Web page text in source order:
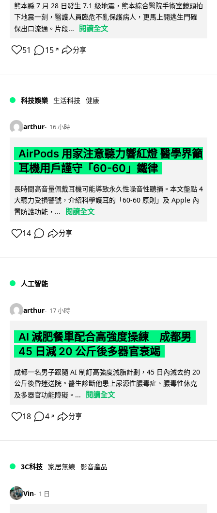
熊本縣 7 月 28 日發生 7.1 級地震，熊本綜合醫院手術室鏡頭拍
下地震一刻，醫護人員臨危不亂保護病人，更馬上開逃生門確
保出口流通。片段...
閱讀全文
51 15 ↗ 分享
科技娛樂 生活科技 健康
arthur 16 小時
AirPods 用家注意聽力響紅燈 醫學界籲
耳機用戶謹守「60-60」鐵律
長時間高音量佩戴耳機可能導致永久性噪音性聽損。本文盤點 4
大聽力受損警號，介紹科學護耳的「60-60 原則」及 Apple 內
置防護功能，...
閱讀全文
14 分享
人工智能
arthur 17 小時
AI 減肥餐單配合高強度操練 成都男
45 日減 20 公斤後多器官衰竭
成都一名男子跟隨 AI 制訂高強度減脂計劃，45 日內減去約 20
公斤後昏迷送院。醫生診斷他患上尿源性膿毒症、膿毒性休克
及多器官功能障礙。...
閱讀全文
18 4 ↗ 分享
3C科技 家居無線 影音產品
Vin 1 日